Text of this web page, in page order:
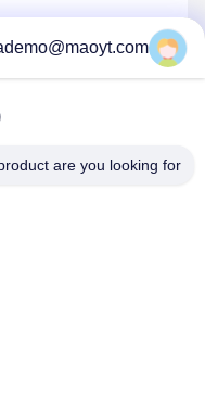
های بادوام
بهترین قیمت را دریافت
are you looking for?